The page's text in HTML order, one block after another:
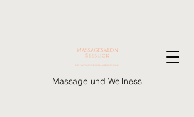
Massage und Wellness